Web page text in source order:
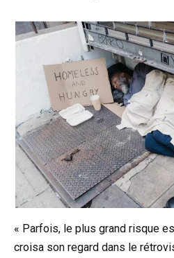
« Parfois, le plus grand risque
croisa son regard dans le